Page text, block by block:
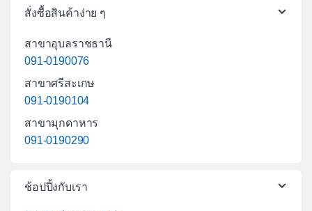
สั่งซื้อสินค้าง่าย ๆ
สาขาอุบลราชธานี
091-0190076
สาขาศรีสะเกษ
091-0190104
สาขามุกดาหาร
091-0190290
ช้อปปิ้งกับเรา